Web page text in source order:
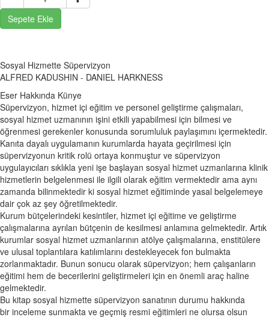
Sepete Ekle
Sosyal Hizmette Süpervizyon
ALFRED KADUSHIN - DANIEL HARKNESS
Eser Hakkında Künye
Süpervizyon, hizmet içi eğitim ve personel geliştirme çalışmaları,
sosyal hizmet uzmanının işini etkili yapabilmesi için bilmesi ve
öğrenmesi gerekenler konusunda sorumluluk paylaşımını içermektedir.
Kanıta dayalı uygulamanın kurumlarda hayata geçirilmesi için
süpervizyonun kritik rolü ortaya konmuştur ve süpervizyon
uygulayıcıları sıklıkla yeni işe başlayan sosyal hizmet uzmanlarına klinik
hizmetlerin belgelenmesi ile ilgili olarak eğitim vermektedir ama aynı
zamanda bilinmektedir ki sosyal hizmet eğitiminde yasal belgelemeye
dair çok az şey öğretilmektedir.
Kurum bütçelerindeki kesintiler, hizmet içi eğitime ve geliştirme
çalışmalarına ayrılan bütçenin de kesilmesi anlamına gelmektedir. Artık
kurumlar sosyal hizmet uzmanlarının atölye çalışmalarına, enstitülere
ve ulusal toplantılara katılımlarını destekleyecek fon bulmakta
zorlanmaktadır. Bunun sonucu olarak süpervizyon; hem çalışanların
eğitimi hem de becerilerini geliştirmeleri için en önemli araç haline
gelmektedir.
Bu kitap sosyal hizmette süpervizyon sanatının durumu hakkında
bir inceleme sunmakta ve geçmiş resmi eğitimleri ne olursa olsun